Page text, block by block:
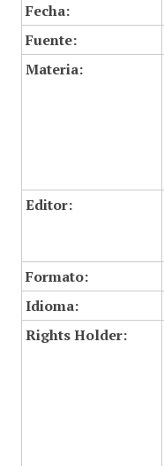
Fecha:
Fuente:
Materia:
Editor:
Formato:
Idioma:
Rights Holder: